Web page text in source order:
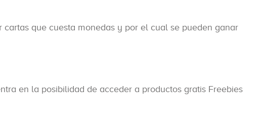
cartas que cuesta monedas y por el cual se pueden ganar
en la posibilidad de acceder a productos gratis Freebies